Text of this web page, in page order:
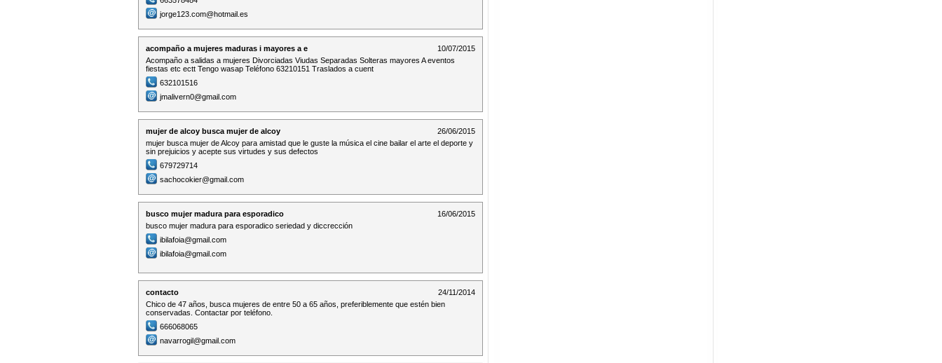
jorge123.com@hotmail.es
acompaño a mujeres maduras i mayores a e
10/07/2015
Acompaño a salidas a mujeres Divorciadas Viudas Separadas Solteras mayores A eventos
fiestas etc ectt Tengo wasap Teléfono 63210151 Traslados a cuent
632101516
jmalivern0@gmail.com
mujer de alcoy busca mujer de alcoy
26/06/2015
mujer busca mujer de Alcoy para amistad que le guste la música el cine bailar el arte el deporte y
sin prejuicios y acepte sus virtudes y sus defectos
679729714
sachocokier@gmail.com
busco mujer madura para esporadico
16/06/2015
busco mujer madura para esporadico seriedad y diccrección
ibilafoia@gmail.com
ibilafoia@gmail.com
contacto
24/11/2014
Chico de 47 años, busca mujeres de entre 50 a 65 años, preferiblemente que estén bien
conservadas. Contactar por teléfono.
666068065
navarrogil@gmail.com